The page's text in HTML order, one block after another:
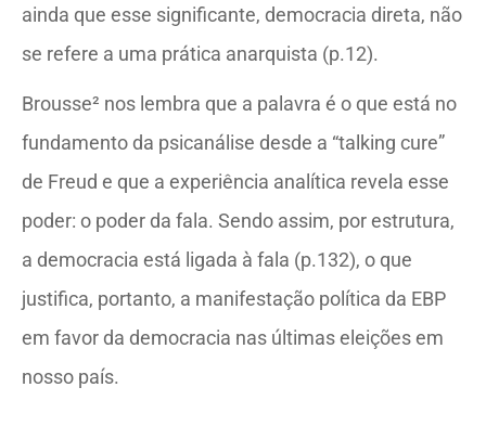
ainda que esse significante, democracia direta, não
se refere a uma prática anarquista (p.12).
Brousse² nos lembra que a palavra é o que está no
fundamento da psicanálise desde a “talking cure”
de Freud e que a experiência analítica revela esse
poder: o poder da fala. Sendo assim, por estrutura,
a democracia está ligada à fala (p.132), o que
justifica, portanto, a manifestação política da EBP
em favor da democracia nas últimas eleições em
nosso país.